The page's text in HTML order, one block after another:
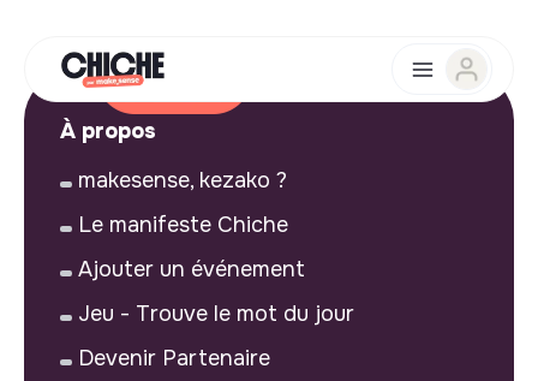
À propos
makesense, kezako ?
Le manifeste Chiche
Ajouter un événement
Jeu - Trouve le mot du jour
Devenir Partenaire